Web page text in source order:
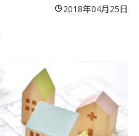
2018年04月25日